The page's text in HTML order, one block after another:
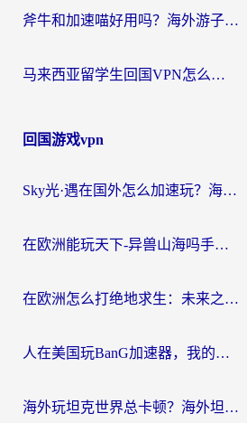
斧牛和加速喵好用吗？海外游子的真实选择困境
马来西亚留学生回国VPN怎么选？3个避坑点+1款实测好用的加速器推荐
回国游戏vpn
Sky光·遇在国外怎么加速玩？海外党亲测有效的国服游戏加速指南
在欧洲能玩天下-异兽山海吗手游？海外玩家的加速器生存指南
在欧洲怎么打绝地求生：未来之役不卡？留学生亲测的加速器避坑指南
人在美国玩BanG加速器，我的延迟终于绿了
海外玩坦克世界总卡顿？海外坦克世界加速器有哪些？实测好用的选择在这里